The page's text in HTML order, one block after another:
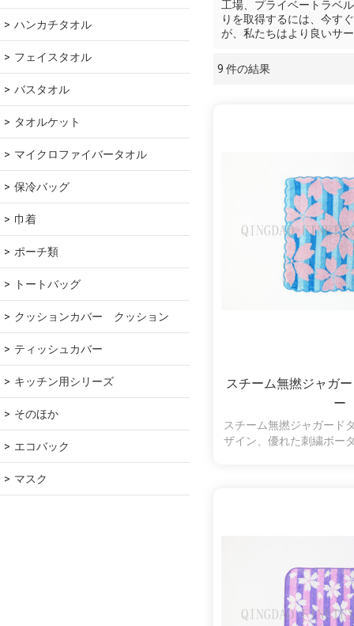
ハンカチタオル
フェイスタオル
バスタオル
タオルケット
マイクロファイバータオル
保冷バッグ
巾着
ポーチ類
トートバッグ
クッションカバー　クッション
ティッシュカバー
キッチン用シリーズ
そのほか
エコバック
マスク
工場、プライベートラベル
りを取得するには、今す
が、私たちはより良いサ
9 件の結果
ショーケース
スチーム無撚ジャ
ー
スチーム無撚ジャガード
ザイン、優れた刺繍ボー